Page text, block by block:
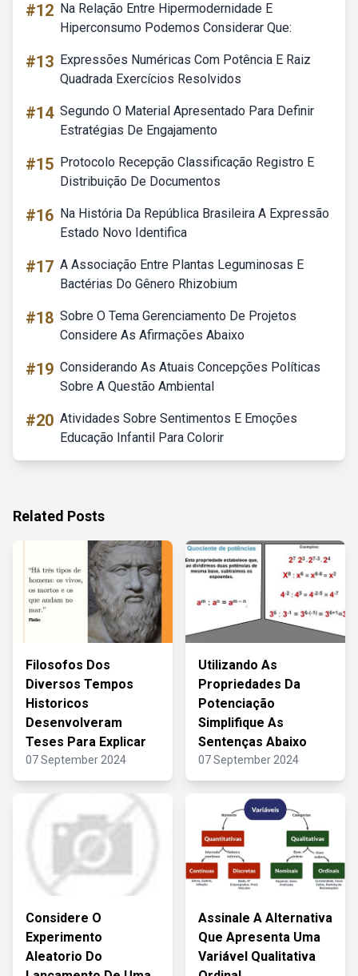
#12 Na Relação Entre Hipermodernidade E
Hiperconsumo Podemos Considerar Que:
#13 Expressões Numéricas Com Potência E Raiz
Quadrada Exercícios Resolvidos
#14 Segundo O Material Apresentado Para Definir
Estratégias De Engajamento
#15 Protocolo Recepção Classificação Registro E
Distribuição De Documentos
#16 Na História Da República Brasileira A Expressão
Estado Novo Identifica
#17 A Associação Entre Plantas Leguminosas E
Bactérias Do Gênero Rhizobium
#18 Sobre O Tema Gerenciamento De Projetos
Considere As Afirmações Abaixo
#19 Considerando As Atuais Concepções Políticas
Sobre A Questão Ambiental
#20 Atividades Sobre Sentimentos E Emoções
Educação Infantil Para Colorir
Related Posts
Filosofos Dos
Diversos Tempos
Historicos
Desenvolveram
Teses Para Explicar
07 September 2024
Utilizando As
Propriedades Da
Potenciação
Simplifique As
Sentenças Abaixo
07 September 2024
Considere O
Experimento
Aleatorio Do
Assinale A Alternativa
Que Apresenta Uma
Variável Qualitativa